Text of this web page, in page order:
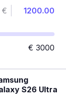
€
€ 3000
S26 Ultra